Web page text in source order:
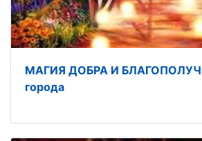
МАГИЯ ДОБРА И
города